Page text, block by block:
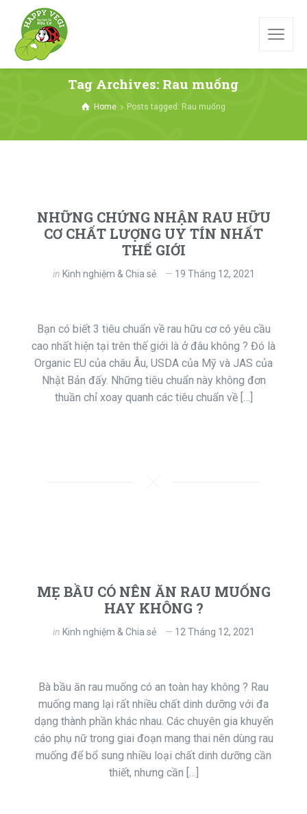
Tag Archives: Rau muống
Home Posts tagged: Rau muống
NHỮNG CHỨNG NHẬN RAU HỮU
CƠ CHẤT LƯỢNG UY TÍN NHẤT
THẾ GIỚI
in Kinh nghiệm & Chia sẻ 19 Tháng 12, 2021
Bạn có biết 3 tiêu chuẩn về rau hữu cơ có yêu cầu
cao nhất hiện tại trên thế giới là ở đâu không ? Đó là
Organic EU của châu Âu, USDA của Mỹ và JAS của
Nhật Bản đấy. Những tiêu chuẩn này không đơn
thuần chỉ xoay quanh các tiêu chuẩn về […]
MẸ BẦU CÓ NÊN ĂN RAU MUỐNG
HAY KHÔNG ?
in Kinh nghiệm & Chia sẻ 12 Tháng 12, 2021
Bà bầu ăn rau muống có an toàn hay không ? Rau
muống mang lại rất nhiều chất dinh dưỡng với đa
dạng thành phần khác nhau. Các chuyên gia khuyến
cáo phụ nữ trong giai đoạn mang thai nên dùng rau
muống để bổ sung nhiều loại chất dinh dưỡng cần
thiết, nhưng cần […]